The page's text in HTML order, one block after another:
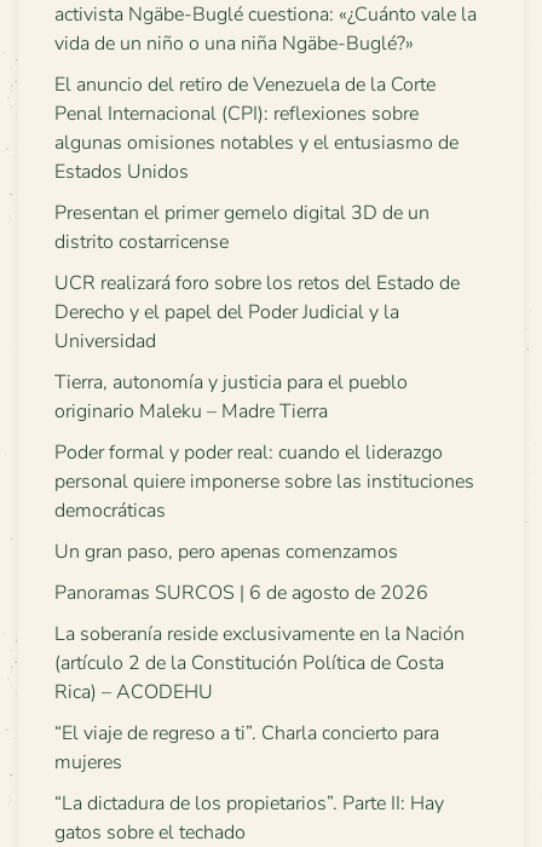
activista Ngäbe-Buglé cuestiona: «¿Cuánto vale la
vida de un niño o una niña Ngäbe-Buglé?»
El anuncio del retiro de Venezuela de la Corte
Penal Internacional (CPI): reflexiones sobre
algunas omisiones notables y el entusiasmo de
Estados Unidos
Presentan el primer gemelo digital 3D de un
distrito costarricense
UCR realizará foro sobre los retos del Estado de
Derecho y el papel del Poder Judicial y la
Universidad
Tierra, autonomía y justicia para el pueblo
originario Maleku – Madre Tierra
Poder formal y poder real: cuando el liderazgo
personal quiere imponerse sobre las instituciones
democráticas
Un gran paso, pero apenas comenzamos
Panoramas SURCOS | 6 de agosto de 2026
La soberanía reside exclusivamente en la Nación
(artículo 2 de la Constitución Política de Costa
Rica) – ACODEHU
“El viaje de regreso a ti”. Charla concierto para
mujeres
“La dictadura de los propietarios”. Parte II: Hay
gatos sobre el techado